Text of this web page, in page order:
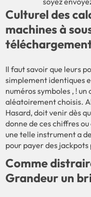
Culturel des
machines à
Il faut savoir que leurs
simplement identiques
numéros symboles , !
aléatoirement choisis.
Hasard, doit venir dès
donne de ces chiffres
une telle instrument a
pour payer des jackpots
Comme
Grandeur un